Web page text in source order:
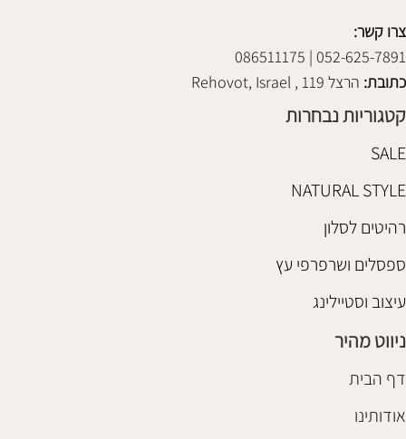
צרו קשר:
052-625-7891 | 086511175
כתובת: הרצל 119 , Rehovot, Israel
קטגוריות נבחרות
SALE
NATURAL STYLE
רהיטים לסלון
ספסלים ושרפרפי עץ
עיצוב וסטיילינג
ניווט מהיר
דף הבית
אודותינו